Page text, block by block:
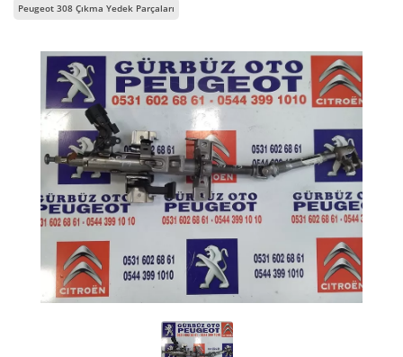
Peugeot 308 Çıkma Yedek Parçaları